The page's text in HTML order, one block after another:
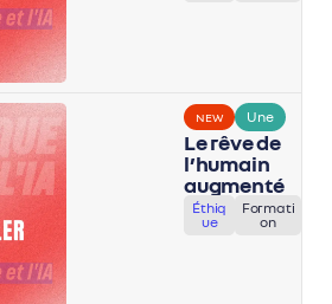
NEW Une
Le rêve de
l’humain
augmenté
Éthiq
ue
Formati
on